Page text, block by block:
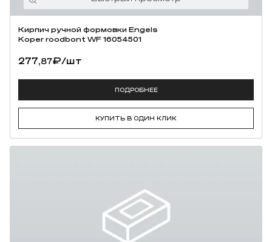
Кирпич ручной формовки Engels
Koper roodbont WF 16054501
277,87₽/шт
ПОДРОБНЕЕ
КУПИТЬ В ОДИН КЛИК